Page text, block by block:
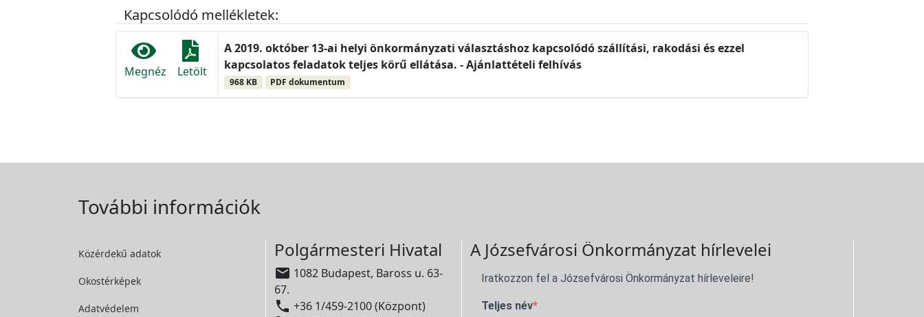
Kapcsolódó mellékletek:
Megnéz Letölt
A 2019. október 13-ai helyi önkormányzati választáshoz kapcsolódó szállítási, rakodási és ezzel
kapcsolatos feladatok teljes körű ellátása. - Ajánlattételi felhívás
968 KB PDF dokumentum
További információk
Közérdekű adatok
Okostérképek
Adatvédelem
Polgármesteri Hivatal
 1082 Budapest, Baross u. 63-
67.
 +36 1/459-2100 (Központ)
A Józsefvárosi Önkormányzat hírlevelei
Iratkozzon fel a Józsefvárosi Önkormányzat hírleveleire!
Teljes név